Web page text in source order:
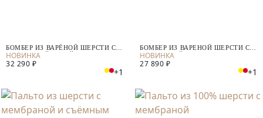
БОМБЕР ИЗ ВАРЁНОЙ ШЕРСТИ С
МЕМБРАНОЙ И ПАЙЕТКАМИ
32 290 ₽
+1
БОМБЕР ИЗ ВАРЕНОЙ ШЕРСТИ С
МЕМБРАНОЙ
27 890 ₽
+1